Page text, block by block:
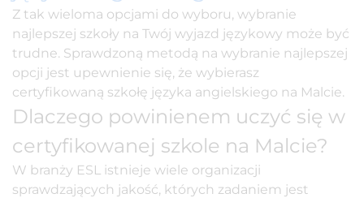
Z tak wieloma opcjami do wyboru, wybranie
najlepszej szkoły na Twój wyjazd językowy może być
trudne. Sprawdzoną metodą na wybranie najlepszej
opcji jest upewnienie się, że wybierasz
certyfikowaną szkołę języka angielskiego na Malcie.
Dlaczego powinienem uczyć się w
certyfikowanej szkole na Malcie?
W branży ESL istnieje wiele organizacji
sprawdzających jakość, których zadaniem jest